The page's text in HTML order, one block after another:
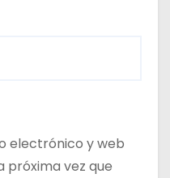
electrónico y web
próxima vez que